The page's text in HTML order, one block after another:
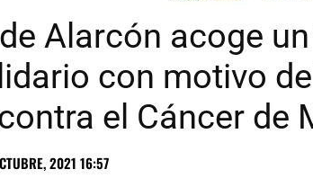
Alarcón acoge
con motivo
el Cáncer de
2021 16:57